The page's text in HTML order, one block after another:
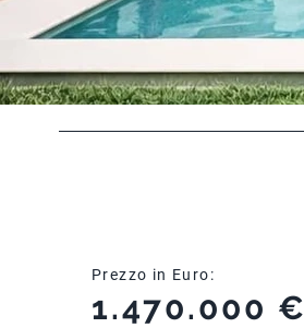
Prezzo in Euro:
1.470.000 €